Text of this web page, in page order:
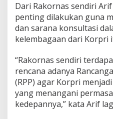
Dari Rakornas sendiri
penting dilakukan guna
dan sarana konsultasi
kelembagaan dari Korpri
“Rakornas sendiri
rencana adanya
(RPP) agar Korpri
yang menangani
kedepannya,” kata Arif